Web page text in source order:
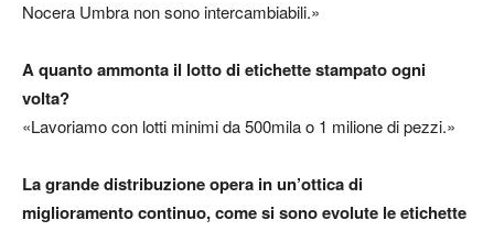
Nocera Umbra non sono intercambiabili.»
A quanto ammonta il lotto di etichette stampato ogni
volta?
«Lavoriamo con lotti minimi da 500mila o 1 milione di pezzi.»
La grande distribuzione opera in un’ottica di
miglioramento continuo, come si sono evolute le etichette